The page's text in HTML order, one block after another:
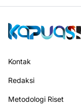
Kontak
Redaksi
Metodologi Riset